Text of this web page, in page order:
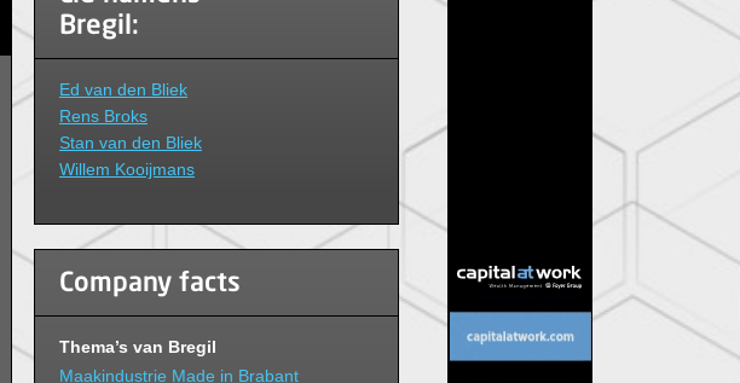
Bregil:
Ed van den Bliek
Rens Broks
Stan van den Bliek
Willem Kooijmans
Company facts
Thema’s van Bregil
Maakindustrie Made in Brabant